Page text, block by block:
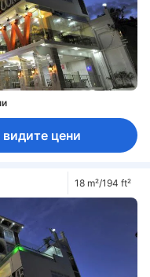
цени
18 m²/194 ft²